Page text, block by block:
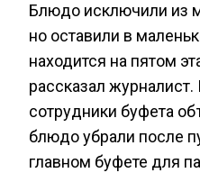
Блюдо исключили из
но оставили в
находится на пятом
рассказал
сотрудники буфета
блюдо убрали после
главном буфете для